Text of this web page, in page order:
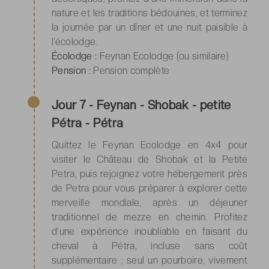
nature et les traditions bédouines, et terminez
la journée par un dîner et une nuit paisible à
l’écolodge.
Écolodge : Feynan Ecolodge (ou similaire)
Pension : Pension complète
Jour 7 - Feynan - Shobak - petite
Pétra - Pétra
Quittez le Feynan Ecolodge en 4x4 pour
visiter le Château de Shobak et la Petite
Petra, puis rejoignez votre hébergement près
de Petra pour vous préparer à explorer cette
merveille mondiale, après un déjeuner
traditionnel de mezze en chemin. Profitez
d’une expérience inoubliable en faisant du
cheval à Pétra, incluse sans coût
supplémentaire ; seul un pourboire, vivement